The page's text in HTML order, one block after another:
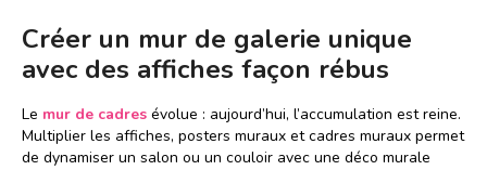
Créer un mur de galerie unique
avec des affiches façon rébus
Le mur de cadres évolue : aujourd’hui, l’accumulation est reine.
Multiplier les affiches, posters muraux et cadres muraux permet
de dynamiser un salon ou un couloir avec une déco murale